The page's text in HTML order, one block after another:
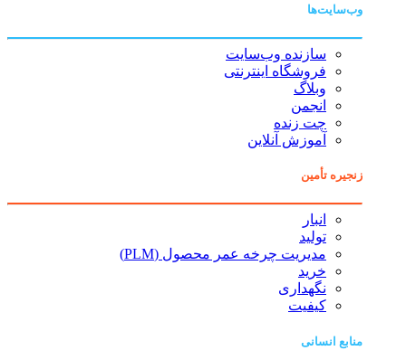
وب‌سایت‌ها
سازنده وب‌سایت
فروشگاه اینترنتی
وبلاگ
انجمن
چت زنده
آموزش آنلاین
زنجیره تأمین
انبار
تولید
مدیریت چرخه عمر محصول (PLM)
خرید
نگهداری
کیفیت
منابع انسانی